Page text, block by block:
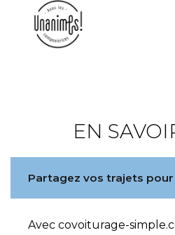
EN
Partagez vos trajets
Avec covoiturage-